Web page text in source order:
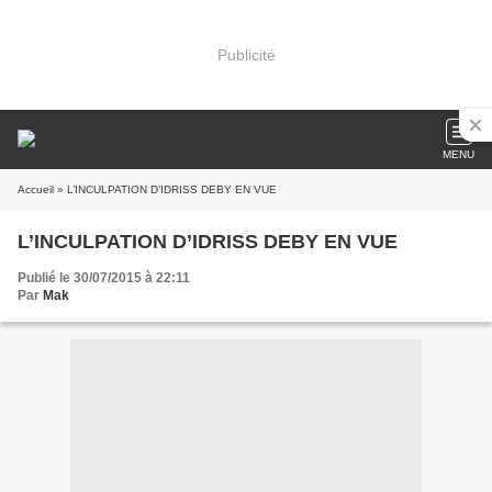
Publicité
MENU
Accueil » L’INCULPATION D’IDRISS DEBY EN VUE
L’INCULPATION D’IDRISS DEBY EN VUE
Publié le 30/07/2015 à 22:11
Par Mak